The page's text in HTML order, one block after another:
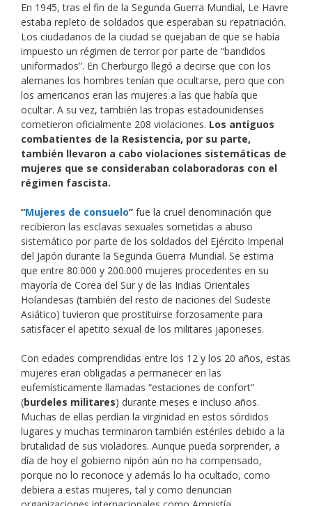
En 1945, tras el fin de la Segunda Guerra Mundial, Le Havre
estaba repleto de soldados que esperaban su repatriación.
Los ciudadanos de la ciudad se quejaban de que se había
impuesto un régimen de terror por parte de “bandidos
uniformados”. En Cherburgo llegó a decirse que con los
alemanes los hombres tenían que ocultarse, pero que con
los americanos eran las mujeres a las que había que
ocultar. A su vez, también las tropas estadounidenses
cometieron oficialmente 208 violaciones. Los antiguos
combatientes de la Resistencia, por su parte,
también llevaron a cabo violaciones sistemáticas de
mujeres que se consideraban colaboradoras con el
régimen fascista.
“Mujeres de consuelo” fue la cruel denominación que
recibieron las esclavas sexuales sometidas a abuso
sistemático por parte de los soldados del Ejército Imperial
del Japón durante la Segunda Guerra Mundial. Se estima
que entre 80.000 y 200.000 mujeres procedentes en su
mayoría de Corea del Sur y de las Indias Orientales
Holandesas (también del resto de naciones del Sudeste
Asiático) tuvieron que prostituirse forzosamente para
satisfacer el apetito sexual de los militares japoneses.
Con edades comprendidas entre los 12 y los 20 años, estas
mujeres eran obligadas a permanecer en las
eufemísticamente llamadas “estaciones de confort”
(burdeles militares) durante meses e incluso años.
Muchas de ellas perdían la virginidad en estos sórdidos
lugares y muchas terminaron también estériles debido a la
brutalidad de sus violadores. Aunque pueda sorprender, a
día de hoy el gobierno nipón aún no ha compensado,
porque no lo reconoce y además lo ha ocultado, como
debiera a estas mujeres, tal y como denuncian